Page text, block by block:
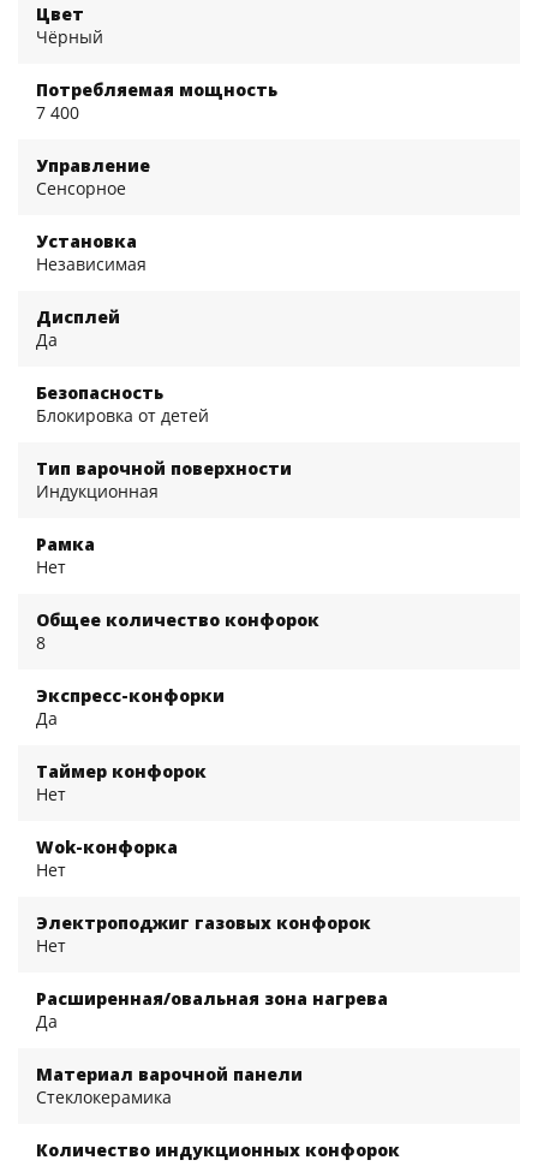
Цвет
Чёрный
Потребляемая мощность
7 400
Управление
Сенсорное
Установка
Независимая
Дисплей
Да
Безопасность
Блокировка от детей
Тип варочной поверхности
Индукционная
Рамка
Нет
Общее количество конфорок
8
Экспресс-конфорки
Да
Таймер конфорок
Нет
Wok-конфорка
Нет
Электроподжиг газовых конфорок
Нет
Расширенная/овальная зона нагрева
Да
Материал варочной панели
Стеклокерамика
Количество индукционных конфорок